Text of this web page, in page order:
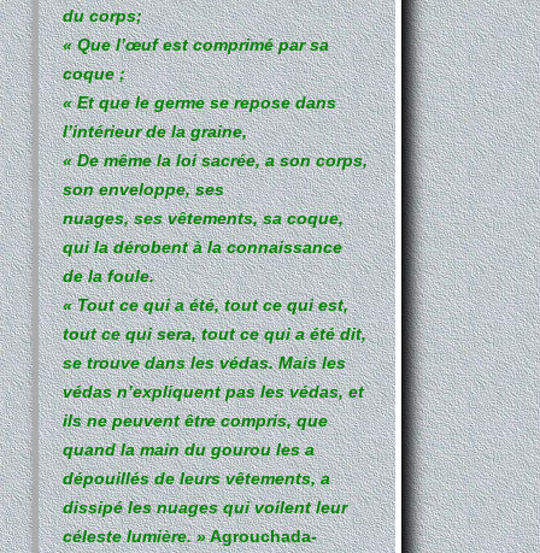
du corps;
« Que l’œuf est comprimé par sa
coque ;
« Et que le germe se repose dans
l’intérieur de la graine,
« De même la loi sacrée, a son corps,
son enveloppe, ses
nuages, ses vêtements, sa coque,
qui la dérobent à la connaissance
de la foule.
« Tout ce qui a été, tout ce qui est,
tout ce qui sera, tout ce qui a été dit,
se trouve dans les védas. Mais les
védas n’expliquent pas les védas, et
ils ne peuvent être compris, que
quand la main du gourou les a
dépouillés de leurs vêtements, a
dissipé les nuages qui voilent leur
céleste lumière. »Agrouchada-